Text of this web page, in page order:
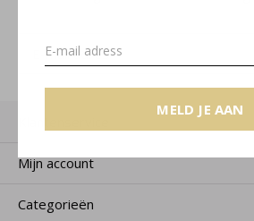
MELD JE AAN
Mijn account
Categorieën